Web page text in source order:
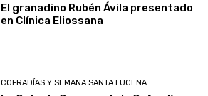
El granadino Rubén Ávila presentado
en Clínica Eliossana
COFRADÍAS Y SEMANA SANTA LUCENA